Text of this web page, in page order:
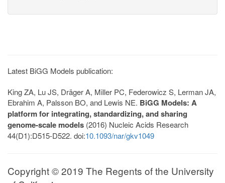
Latest BiGG Models publication:
King ZA, Lu JS, Dräger A, Miller PC, Federowicz S, Lerman JA,
Ebrahim A, Palsson BO, and Lewis NE. BiGG Models: A
platform for integrating, standardizing, and sharing
genome-scale models (2016) Nucleic Acids Research
44(D1):D515-D522. doi:10.1093/nar/gkv1049
Copyright © 2019 The Regents of the University